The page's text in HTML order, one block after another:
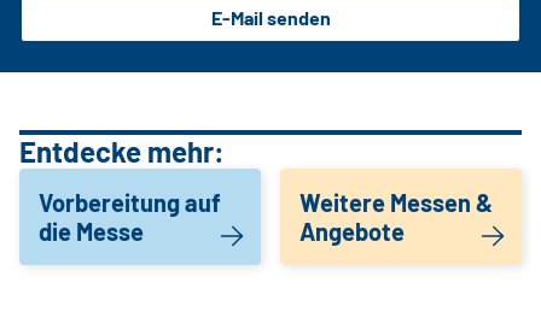
E-Mail senden
Entdecke mehr:
Vorbereitung auf
die Messe
Weitere Messen &
Angebote